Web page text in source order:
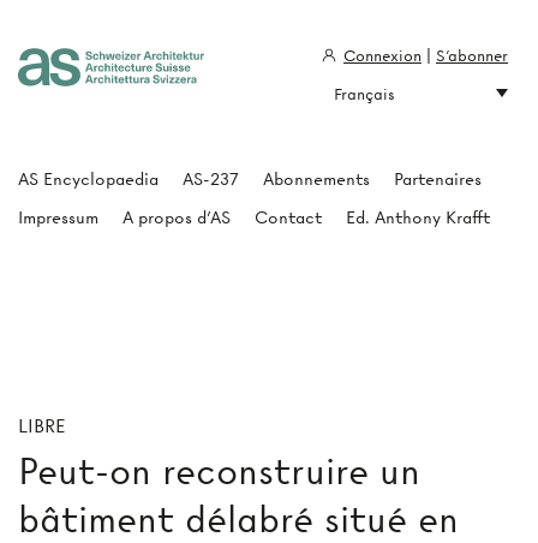
LIBRE
Peut-on reconstruire un
bâtiment délabré situé en
AS Encyclopaedia AS-237 Abonnements
Partenaires
Impressum
A propos d'AS Contact Ed. Anthony Krafft
Connexion
S'abonner
Français